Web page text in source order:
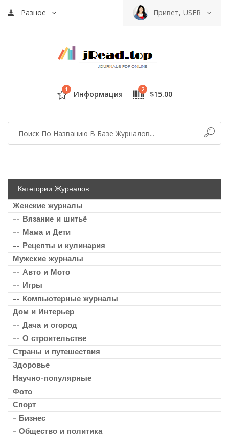
Разное Привет, USER
1 Информация 2 $15.00
Категории Журналов
Женские журналы
-- Вязание и шитьё
-- Мама и Дети
-- Рецепты и кулинария
Мужские журналы
-- Авто и Мото
-- Игры
-- Компьютерные журналы
Дом и Интерьер
-- Дача и огород
-- О строительстве
Страны и путешествия
Здоровье
Научно-популярные
Фото
Спорт
- Бизнес
- Общество и политика